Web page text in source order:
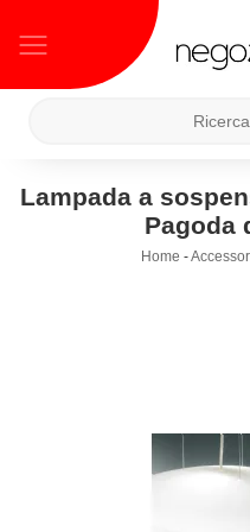
Lampada a
Pagoda
Home -